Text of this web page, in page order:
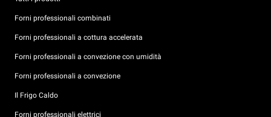
Forni professionali combinati
Forni professionali a cottura accelerata
Forni professionali a convezione con umidità
Forni professionali a convezione
Il Frigo Caldo
Forni professionali elettrici